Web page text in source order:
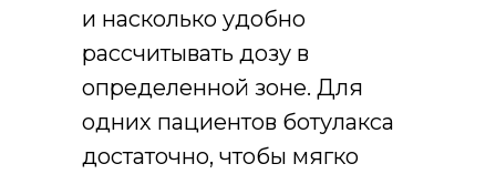
и насколько удобно
рассчитывать дозу в
определенной зоне. Для
одних пациентов ботулакса
достаточно, чтобы мягко